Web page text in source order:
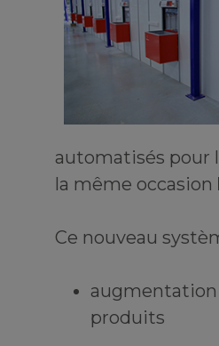
automatisés pour
la même occasion
Ce nouveau
augmentation
produits